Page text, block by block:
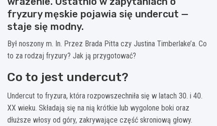
fryzury męskie pojawia się undercut —
staje się modny.
Był noszony m. In. Przez Brada Pitta czy Justina Timberlake’a. Co
to za rodzaj fryzury? Jak ją przygotować?
Co to jest undercut?
Undercut to fryzura, która rozpowszechniła się w latach 30. i 40.
XX wieku. Składają się na nią krótkie lub wygolone boki oraz
dłuższe włosy od góry, zakrywające część skroniową głowy.